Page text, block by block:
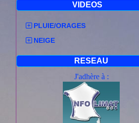
VIDEOS
PLUIE/ORAGES
NEIGE
RESEAU
J'adhère à :